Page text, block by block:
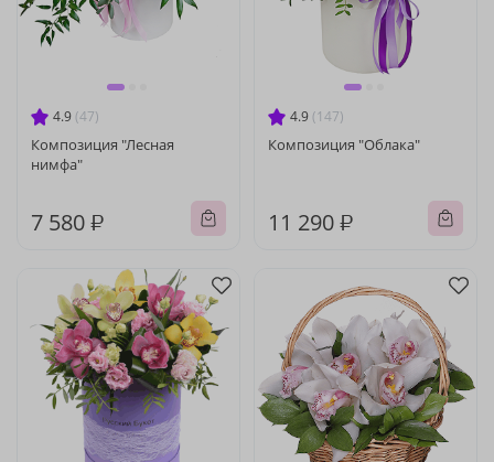
4.9 (47)
Композиция "Лесная
нимфа"
7 580 ₽
4.9 (147)
Композиция "Облака"
11 290 ₽